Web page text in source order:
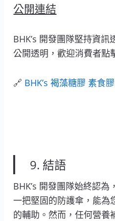
公開連結
BHK’s 開發團隊堅持資
公開透明，歡迎消費者點
🔗 BHK’s 褐藻糖膠 素食
9. 結語
BHK’s 開發團隊始終認
一把堅固的防護傘，能為
的輔助。然而，任何營養